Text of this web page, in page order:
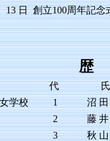
13 日 創立100周年記念
歴
代
学校
1
沼 田
2
藤 井
3
秋 山